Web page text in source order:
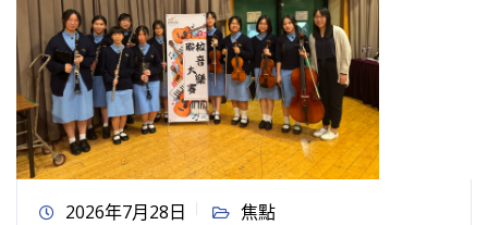
2026年7月28日 焦點